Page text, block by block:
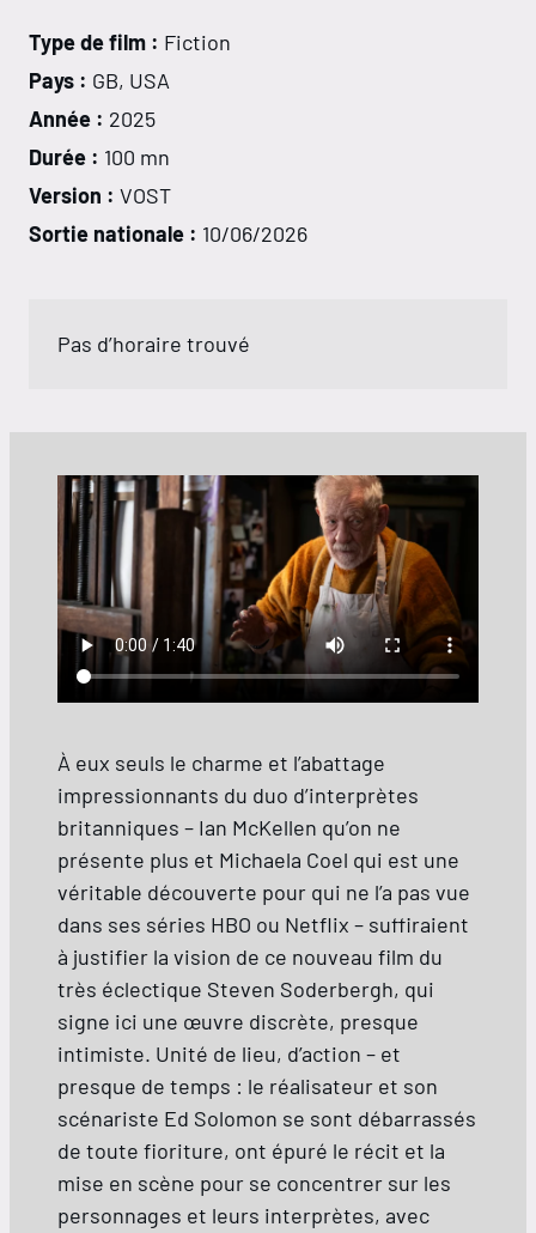
Type de film : Fiction
Pays : GB, USA
Année : 2025
Durée : 100 mn
Version : VOST
Sortie nationale : 10/06/2026
Pas d’horaire trouvé
À eux seuls le charme et l’abattage
impressionnants du duo d’interprètes
britanniques – Ian McKellen qu’on ne
présente plus et Michaela Coel qui est une
véritable découverte pour qui ne l’a pas vue
dans ses séries HBO ou Netflix – suffiraient
à justifier la vision de ce nouveau film du
très éclectique Steven Soderbergh, qui
signe ici une œuvre discrète, presque
intimiste. Unité de lieu, d’action – et
presque de temps : le réalisateur et son
scénariste Ed Solomon se sont débarrassés
de toute fioriture, ont épuré le récit et la
mise en scène pour se concentrer sur les
personnages et leurs interprètes, avec